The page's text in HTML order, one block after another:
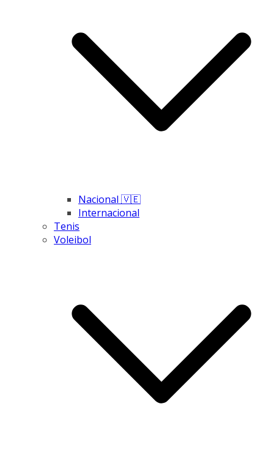
Nacional 🇻🇪
Internacional
Tenis
Voleibol